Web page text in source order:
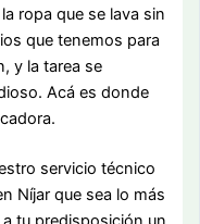
ropa que se lava sin
que tenemos para
y la tarea se
Acá es donde
servicio técnico
Níjar que sea lo más